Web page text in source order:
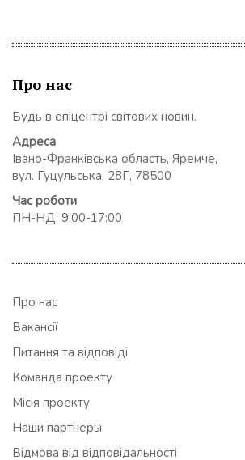
Про нас
Будь в епіцентрі світових новин.
Адреса
Івано-Франківська область, Яремче,
вул. Гуцульська, 28Г, 78500
Час роботи
ПН-НД: 9:00-17:00
Про нас
Вакансії
Питання та відповіді
Команда проекту
Місія проекту
Наши партнеры
Відмова від відповідальності